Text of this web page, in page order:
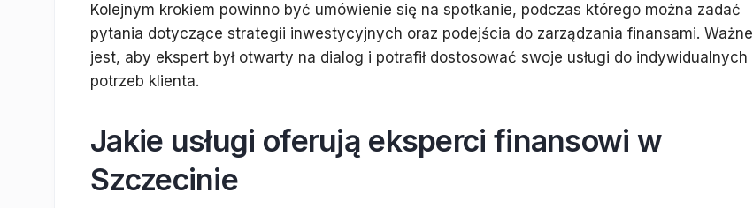
Kolejnym krokiem powinno być umówienie się na spotkanie, podczas którego można zadać
pytania dotyczące strategii inwestycyjnych oraz podejścia do zarządzania finansami. Ważne
jest, aby ekspert był otwarty na dialog i potrafił dostosować swoje usługi do indywidualnych
potrzeb klienta.
Jakie usługi oferują eksperci finansowi w
Szczecinie